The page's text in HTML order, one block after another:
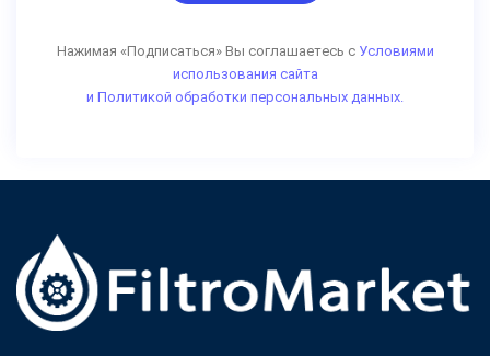
Нажимая «Подписаться» Вы соглашаетесь с Условиями
использования сайта
и Политикой обработки персональных данных.